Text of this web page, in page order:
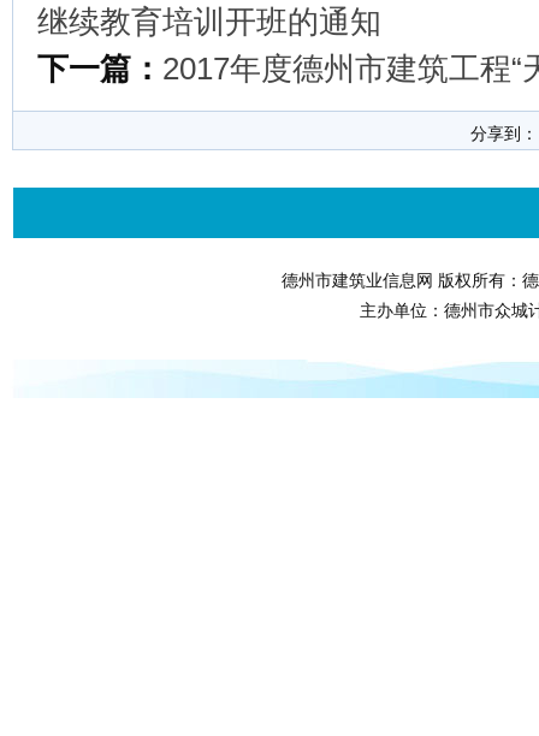
继续教育培训开班的通知
下一篇： 2017年度德州市建筑工程“
分享到
德州市建筑业信息网 版权所有：
主办单位：德州市众城